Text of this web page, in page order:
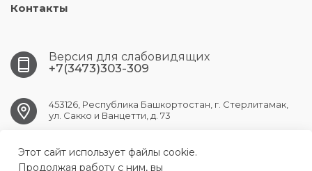
Контакты
Версия для слабовидящих
+7(3473)303-309
453126, Республика Башкортостан, г. Стерлитамак,
ул. Сакко и Ванцетти, д. 73
str.sp1@doctorrb.ru
Этот сайт использует файлы cookie.
Продолжая работу с ним, вы